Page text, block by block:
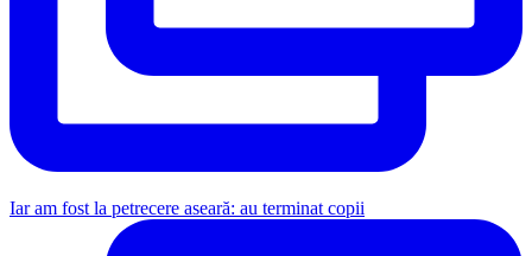
Iar am fost la petrecere aseară: au terminat copii